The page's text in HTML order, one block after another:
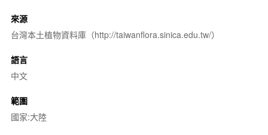
來源
台灣本土植物資料庫（http://taiwanflora.sinica.edu.tw/）
語言
中文
範圍
國家:大陸